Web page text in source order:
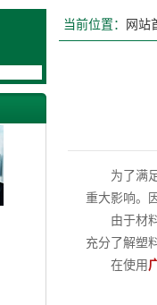
当前位置： 网站
为了满足
重大影响。
由于材料
充分了解塑
在使用